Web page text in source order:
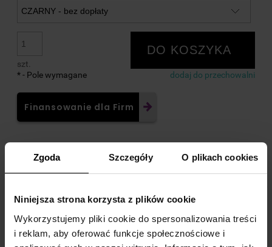
Zgoda Szczegóły O plikach cookies
Niniejsza strona korzysta z plików cookie
Wykorzystujemy pliki cookie do spersonalizowania treści
i reklam, aby oferować funkcje społecznościowe i
szt.
DO KOSZYKA
dodaj do przechowalni
*- Pole wymagane
Finansowanie dla Firm
Kod produktu:
C83E-740C9
dodaj opinię